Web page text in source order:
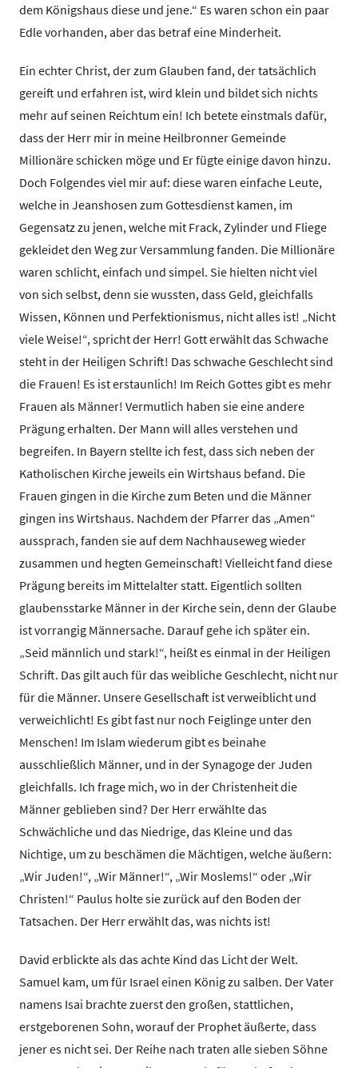
dem Königshaus diese und jene.“ Es waren schon ein paar
Edle vorhanden, aber das betraf eine Minderheit.
Ein echter Christ, der zum Glauben fand, der tatsächlich
gereift und erfahren ist, wird klein und bildet sich nichts
mehr auf seinen Reichtum ein! Ich betete einstmals dafür,
dass der Herr mir in meine Heilbronner Gemeinde
Millionäre schicken möge und Er fügte einige davon hinzu.
Doch Folgendes viel mir auf: diese waren einfache Leute,
welche in Jeanshosen zum Gottesdienst kamen, im
Gegensatz zu jenen, welche mit Frack, Zylinder und Fliege
gekleidet den Weg zur Versammlung fanden. Die Millionäre
waren schlicht, einfach und simpel. Sie hielten nicht viel
von sich selbst, denn sie wussten, dass Geld, gleichfalls
Wissen, Können und Perfektionismus, nicht alles ist! „Nicht
viele Weise!“, spricht der Herr! Gott erwählt das Schwache
steht in der Heiligen Schrift! Das schwache Geschlecht sind
die Frauen! Es ist erstaunlich! Im Reich Gottes gibt es mehr
Frauen als Männer! Vermutlich haben sie eine andere
Prägung erhalten. Der Mann will alles verstehen und
begreifen. In Bayern stellte ich fest, dass sich neben der
Katholischen Kirche jeweils ein Wirtshaus befand. Die
Frauen gingen in die Kirche zum Beten und die Männer
gingen ins Wirtshaus. Nachdem der Pfarrer das „Amen“
aussprach, fanden sie auf dem Nachhauseweg wieder
zusammen und hegten Gemeinschaft! Vielleicht fand diese
Prägung bereits im Mittelalter statt. Eigentlich sollten
glaubensstarke Männer in der Kirche sein, denn der Glaube
ist vorrangig Männersache. Darauf gehe ich später ein.
„Seid männlich und stark!“, heißt es einmal in der Heiligen
Schrift. Das gilt auch für das weibliche Geschlecht, nicht nur
für die Männer. Unsere Gesellschaft ist verweiblicht und
verweichlicht! Es gibt fast nur noch Feiglinge unter den
Menschen! Im Islam wiederum gibt es beinahe
ausschließlich Männer, und in der Synagoge der Juden
gleichfalls. Ich frage mich, wo in der Christenheit die
Männer geblieben sind? Der Herr erwählte das
Schwächliche und das Niedrige, das Kleine und das
Nichtige, um zu beschämen die Mächtigen, welche äußern:
„Wir Juden!“, „Wir Männer!“, „Wir Moslems!“ oder „Wir
Christen!“ Paulus holte sie zurück auf den Boden der
Tatsachen. Der Herr erwählt das, was nichts ist!
David erblickte als das achte Kind das Licht der Welt.
Samuel kam, um für Israel einen König zu salben. Der Vater
namens Isai brachte zuerst den großen, stattlichen,
erstgeborenen Sohn, worauf der Prophet äußerte, dass
jener es nicht sei. Der Reihe nach traten alle sieben Söhne